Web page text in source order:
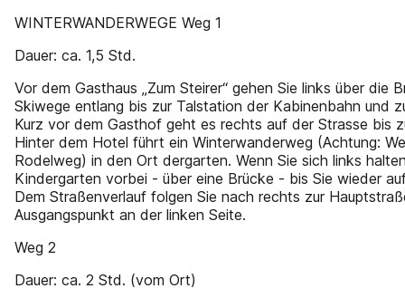
WINTERWANDERWEGE Weg 1
Dauer: ca. 1,5 Std.
Vor dem Gasthaus „Zum Steirer“ gehen Sie links über die
Skiwege entlang bis zur Talstation der Kabinenbahn und
Kurz vor dem Gasthof geht es rechts auf der Strasse bis
Hinter dem Hotel führt ein Winterwanderweg (Achtung:
Rodelweg) in den Ort dergarten. Wenn Sie sich links
Kindergarten vorbei - über eine Brücke - bis Sie wieder
Dem Straßenverlauf folgen Sie nach rechts zur
Ausgangspunkt an der linken Seite.
Weg 2
Dauer: ca. 2 Std. (vom Ort)